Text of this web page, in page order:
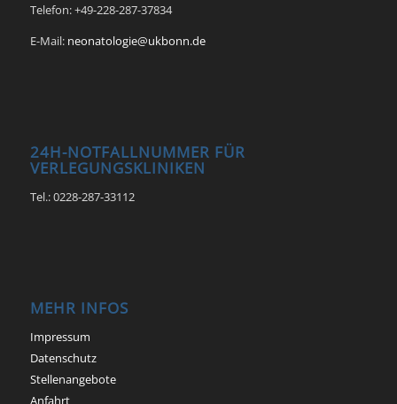
Telefon: +49-228-287-37834
E-Mail: neonatologie@ukbonn.de
24H-NOTFALLNUMMER FÜR
VERLEGUNGSKLINIKEN
Tel.: 0228-287-33112
MEHR INFOS
Impressum
Datenschutz
Stellenangebote
Anfahrt